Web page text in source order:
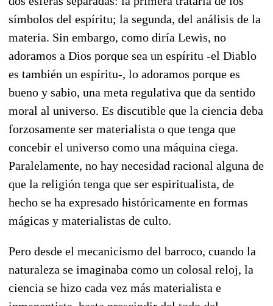
símbolos del espíritu; la segunda, del análisis de la
materia. Sin embargo, como diría Lewis, no
adoramos a Dios porque sea un espíritu -el Diablo
es también un espíritu-, lo adoramos porque es
bueno y sabio, una meta regulativa que da sentido
moral al universo. Es discutible que la ciencia deba
forzosamente ser materialista o que tenga que
concebir el universo como una máquina ciega.
Paralelamente, no hay necesidad racional alguna de
que la religión tenga que ser espiritualista, de
hecho se ha expresado históricamente en formas
mágicas y materialistas de culto.
Pero desde el mecanicismo del barroco, cuando la
naturaleza se imaginaba como un colosal reloj, la
ciencia se hizo cada vez más materialista e